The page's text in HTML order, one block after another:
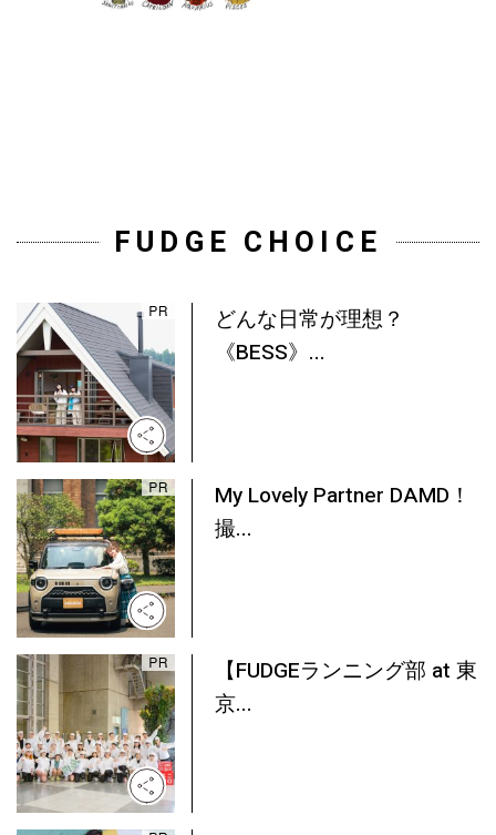
FUDGE CHOICE
どんな日常が理想？
《BESS》...
My Lovely Partner DAMD！
撮...
【FUDGEランニング部 at 東
京...